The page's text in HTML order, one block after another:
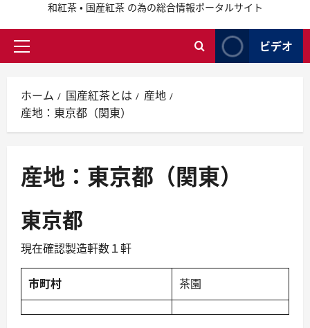
和紅茶 ・ 国産紅茶 の為の総合情報ポータルサイト
メ
メ
ニ
ュ
ビデオ
ホーム 国産紅茶とは
産地
産地：東京都（関東）
産地：東京都（関東）
東京都
現在確認製造軒数１軒
市町村 茶園